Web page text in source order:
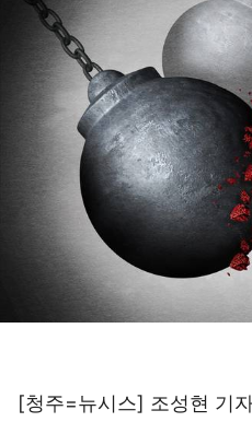
[청주=뉴시스] 조성현 기